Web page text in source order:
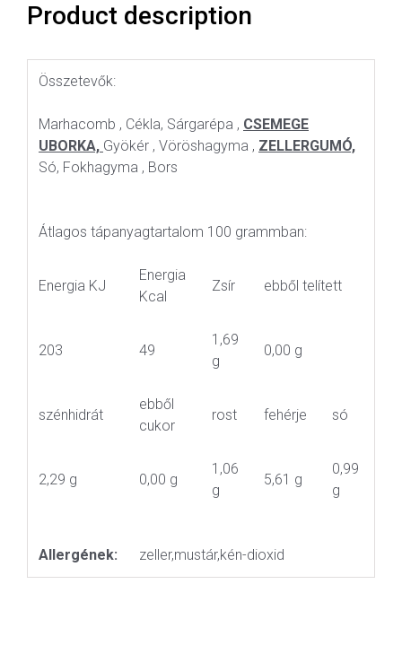
Product description
Összetevők:
Marhacomb , Cékla, Sárgarépa , CSEMEGE
UBORKA, Gyökér , Vöröshagyma , ZELLERGUMÓ,
Só, Fokhagyma , Bors
Átlagos tápanyagtartalom 100 grammban:
Energia KJ
Energia
Kcal
Zsír ebből telített
203 49
1,69
g
0,00 g
szénhidrát
ebből
cukor
rost fehérje só
2,29 g 0,00 g
1,06
g
5,61 g
0,99
g
Allergének: zeller,mustár,kén-dioxid